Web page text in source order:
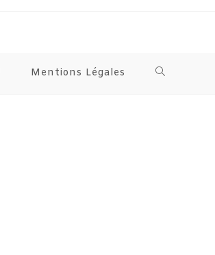
Mentions Légales